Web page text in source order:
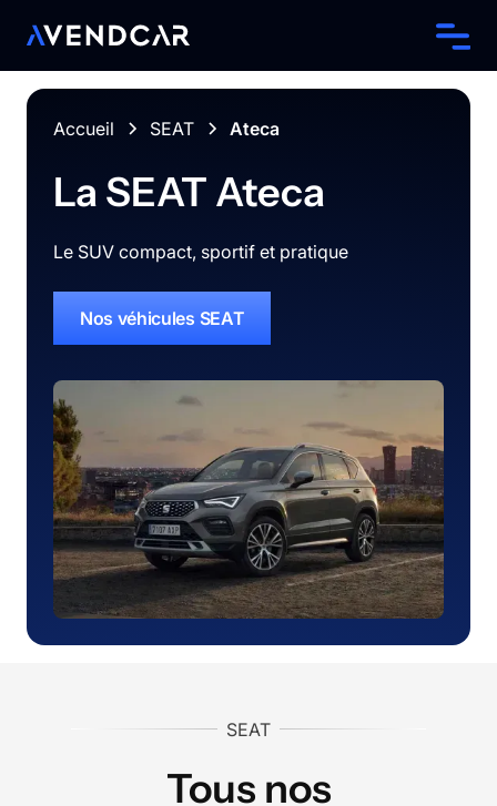
Accueil SEAT Ateca
La SEAT Ateca
Le SUV compact, sportif et pratique
Nos véhicules SEAT
SEAT
Tous nos